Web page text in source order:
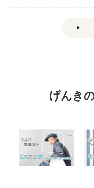
げんき